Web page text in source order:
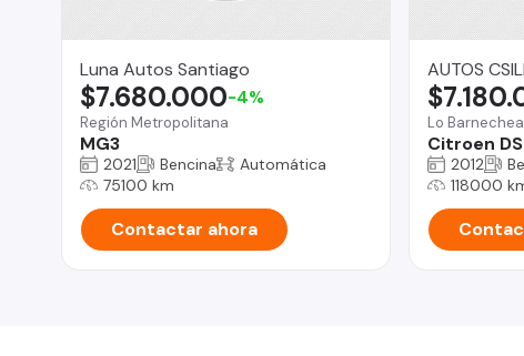
Luna Autos Santiago
Región Metropolitana
MG3
$7.680.000-4%
2021 Bencina
Automática
75100 km
Contactar ahora
AUTOS
Lo Barnechea
Citroen
2012
118000